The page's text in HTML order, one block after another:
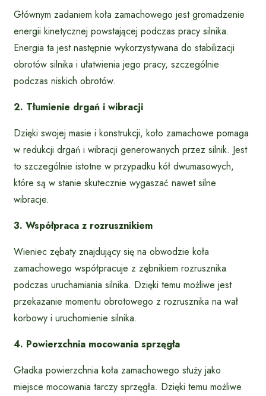
Głównym zadaniem koła zamachowego jest gromadzenie
energii kinetycznej powstającej podczas pracy silnika.
Energia ta jest następnie wykorzystywana do stabilizacji
obrotów silnika i ułatwienia jego pracy, szczególnie
podczas niskich obrotów.
2. Tłumienie drgań i wibracji
Dzięki swojej masie i konstrukcji, koło zamachowe pomaga
w redukcji drgań i wibracji generowanych przez silnik. Jest
to szczególnie istotne w przypadku kół dwumasowych,
które są w stanie skutecznie wygaszać nawet silne
wibracje.
3. Współpraca z rozrusznikiem
Wieniec zębaty znajdujący się na obwodzie koła
zamachowego współpracuje z zębnikiem rozrusznika
podczas uruchamiania silnika. Dzięki temu możliwe jest
przekazanie momentu obrotowego z rozrusznika na wał
korbowy i uruchomienie silnika.
4. Powierzchnia mocowania sprzęgła
Gładka powierzchnia koła zamachowego służy jako
miejsce mocowania tarczy sprzęgła. Dzięki temu możliwe